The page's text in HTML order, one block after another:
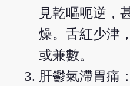
見乾嘔呃逆，
燥。舌紅少津
或兼數。
肝鬱氣滯胃痛